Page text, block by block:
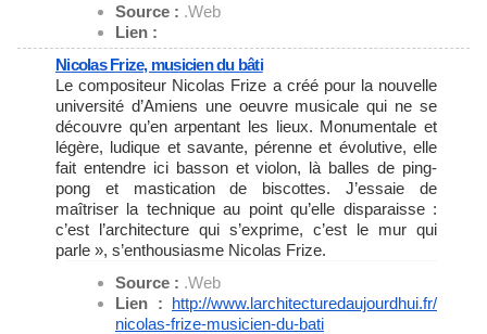
Source : .Web
Lien :
Nicolas Frize, musicien du bâti
Le compositeur Nicolas Frize a créé pour la nouvelle
université d’Amiens une oeuvre musicale qui ne se
découvre qu’en arpentant les lieux. Monumentale et
légère, ludique et savante, pérenne et évolutive, elle
fait entendre ici basson et violon, là balles de ping-
pong et mastication de biscottes. J’essaie de
maîtriser la technique au point qu’elle disparaisse :
c’est l’architecture qui s’exprime, c’est le mur qui
parle », s’enthousiasme Nicolas Frize.
Source : .Web
Lien : http://www.larchitecturedaujourdhui.fr/
nicolas-frize-musicien-du-bati